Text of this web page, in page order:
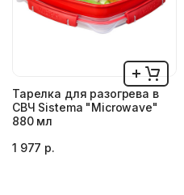
Тарелка для разогрева в
СВЧ Sistema "Microwave"
880 мл
1 977 р.